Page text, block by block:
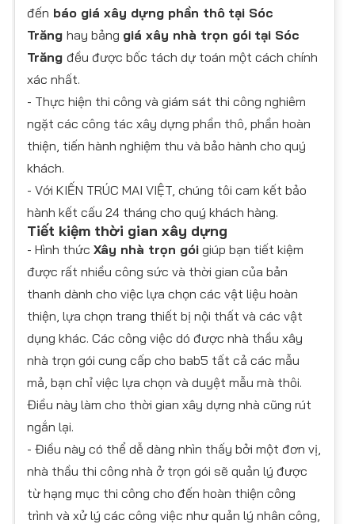
đến báo giá xây dựng phần thô tại Sóc
Trăng hay bảng giá xây nhà trọn gói tại Sóc
Trăng đều được bốc tách dự toán một cách chính
xác nhất.
- Thực hiện thi công và giám sát thi công nghiêm
ngặt các công tác xây dựng phần thô, phần hoàn
thiện, tiến hành nghiệm thu và bảo hành cho quý
khách.
- Với KIẾN TRÚC MAI VIỆT, chúng tôi cam kết bảo
hành kết cấu 24 tháng cho quý khách hàng.
Tiết kiệm thời gian xây dựng
- Hình thức Xây nhà trọn gói giúp bạn tiết kiệm
được rất nhiều công sức và thời gian của bản
thanh dành cho việc lựa chọn các vật liệu hoàn
thiện, lựa chọn trang thiết bị nội thất và các vật
dụng khác. Các công việc dó được nhà thầu xây
nhà trọn gói cung cấp cho bab5 tất cả các mẫu
mả, bạn chỉ việc lựa chọn và duyệt mẫu mà thôi.
Điều này làm cho thời gian xây dựng nhà cũng rút
ngắn lại.
- Điều này có thể dễ dàng nhìn thấy bởi một đơn vị,
nhà thầu thi công nhà ở trọn gói sẽ quản lý được
từ hạng mục thi công cho đến hoàn thiện công
trình và xử lý các công việc như quản lý nhân công,